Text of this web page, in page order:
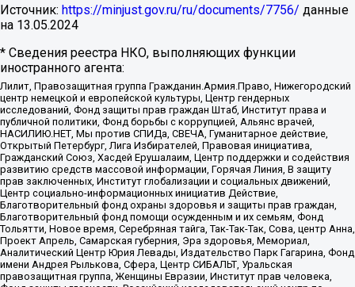
Источник: https://minjust.gov.ru/ru/documents/7756/ данные
на 13.05.2024
* Сведения реестра НКО, выполняющих функции
иностранного агента:
Лилит, Правозащитная группа Гражданин.Армия.Право, Нижегородский
центр немецкой и европейской культуры, Центр гендерных
исследований, Фонд защиты прав граждан Штаб, Институт права и
публичной политики, Фонд борьбы с коррупцией, Альянс врачей,
НАСИЛИЮ.НЕТ, Мы против СПИДа, СВЕЧА, Гуманитарное действие,
Открытый Петербург, Лига Избирателей, Правовая инициатива,
Гражданский Союз, Хасдей Ерушалаим, Центр поддержки и содействия
развитию средств массовой информации, Горячая Линия, В защиту
прав заключенных, Институт глобализации и социальных движений,
Центр социально-информационных инициатив Действие,
Благотворительный фонд охраны здоровья и защиты прав граждан,
Благотворительный фонд помощи осужденным и их семьям, Фонд
Тольятти, Новое время, Серебряная тайга, Так-Так-Так, Сова, центр Анна,
Проект Апрель, Самарская губерния, Эра здоровья, Мемориал,
Аналитический Центр Юрия Левады, Издательство Парк Гагарина, Фонд
имени Андрея Рылькова, Сфера, Центр СИБАЛЬТ, Уральская
правозащитная группа, Женщины Евразии, Институт прав человека,